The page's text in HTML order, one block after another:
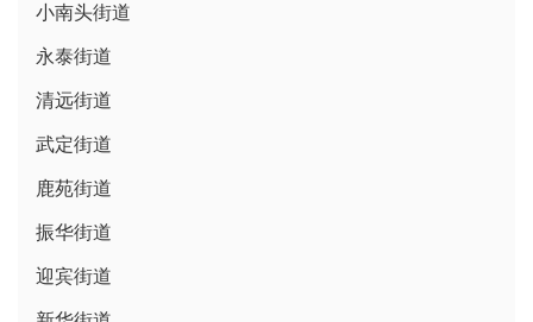
小南头街道
永泰街道
清远街道
武定街道
鹿苑街道
振华街道
迎宾街道